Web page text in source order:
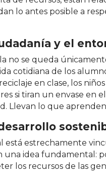
lo antes posible a
y el
no se queda
cotidiana de los
en clase, los
si tiran un envase
Llevan lo que aprenden
está estrechamente
una idea fundamental:
los recursos de las